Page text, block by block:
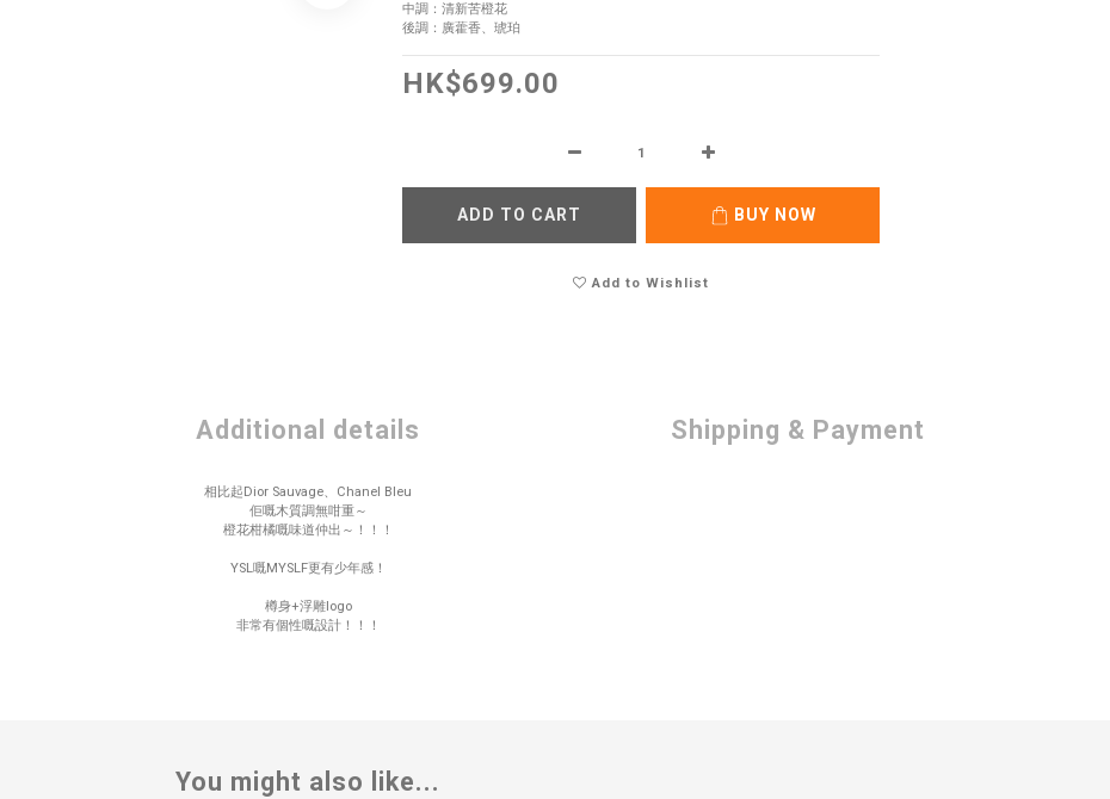
中調：清新苦橙花
後調：廣藿香、琥珀
HK$699.00
ADD TO CART BUY NOW
Add to Wishlist
Additional details Shipping & Payment
相比起Dior Sauvage、Chanel Bleu
佢嘅木質調無咁重～
橙花柑橘嘅味道仲出～！！！
YSL嘅MYSLF更有少年感！
樽身+浮雕logo
非常有個性嘅設計！！！
You might also like...